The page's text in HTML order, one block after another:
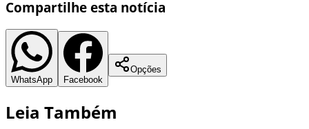
Compartilhe esta notícia
WhatsApp Facebook
Opções
Leia Também